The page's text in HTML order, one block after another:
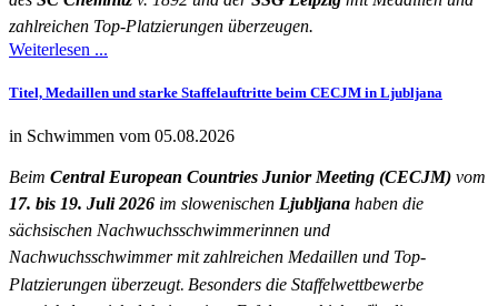
zahlreichen Top-Platzierungen überzeugen.
Weiterlesen ...
Titel, Medaillen und starke Staffelauftritte beim CECJM in Ljubljana
in Schwimmen vom 05.08.2026
Beim Central European Countries Junior Meeting (CECJM) vom
17. bis 19. Juli 2026 im slowenischen Ljubljana haben die
sächsischen Nachwuchsschwimmerinnen und
Nachwuchsschwimmer mit zahlreichen Medaillen und Top-
Platzierungen überzeugt. Besonders die Staffelwettbewerbe